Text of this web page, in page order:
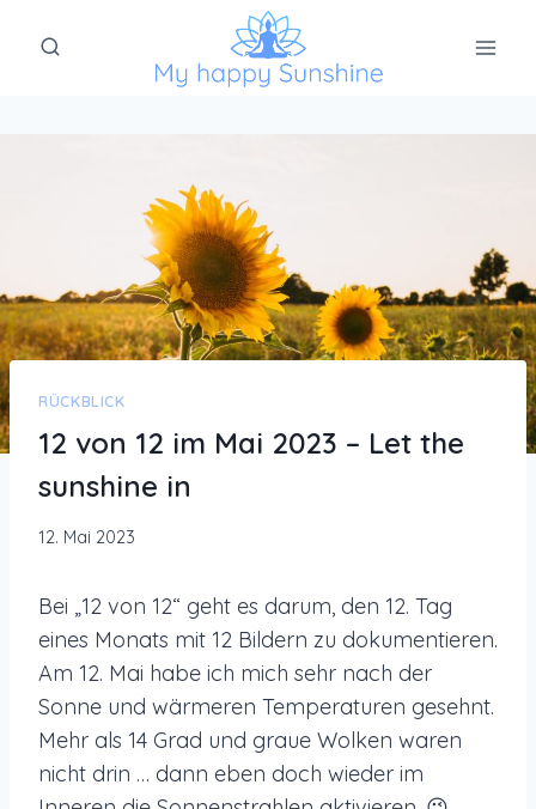
Inhalt
RÜCKBLICK
12 von 12 im Mai 2023 – Let the
sunshine in
12. Mai 2023
Bei „12 von 12“ geht es darum, den 12. Tag
eines Monats mit 12 Bildern zu dokumentieren.
Am 12. Mai habe ich mich sehr nach der
Sonne und wärmeren Temperaturen gesehnt.
Mehr als 14 Grad und graue Wolken waren
nicht drin … dann eben doch wieder im